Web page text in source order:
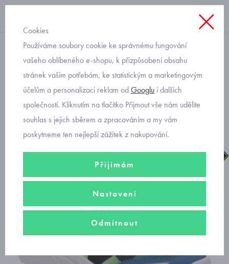
chlapecké
Superfit chlapecké tenisky
Kicks boa 1-006101-8000
Cookies
Používáme soubory cookie ke správnému fungování
vašeho oblíbeného e-shopu, k přizpůsobení obsahu
stránek vašim potřebám, ke statistickým a marketingovým
účelům a personalizaci reklam odGooglu i dalších
společností. Kliknutím na tlačítko Přijmout vše nám udělíte
souhlas s jejich sběrem a zpracováním a my vám
poskytneme ten nejlepší zážitek z nakupování.
Přijímám
Nastavení
Odmítnout